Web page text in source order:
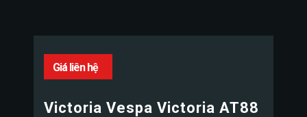
Giá liên hệ
Victoria Vespa Victoria AT88